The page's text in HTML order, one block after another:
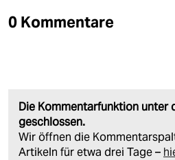
0 Kommentare
Die Kommentarfunktion unter
geschlossen.
Wir öffnen die
Artikeln für etwa drei Tage –